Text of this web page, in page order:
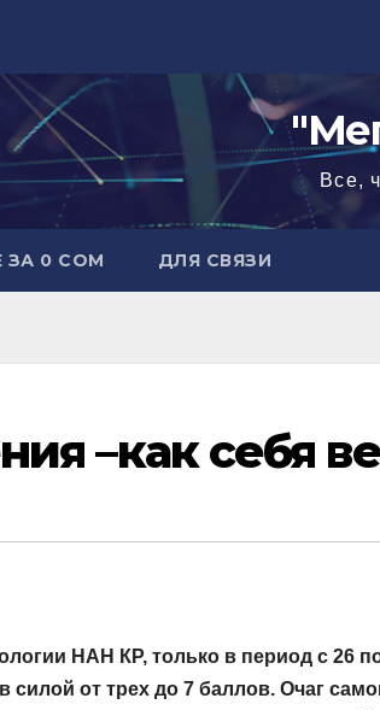
Все,
ЗА 0 СОМ ДЛЯ СВЯЗИ
–как себя
НАН КР, только в период с 26
силой от трех до 7 баллов. Очаг